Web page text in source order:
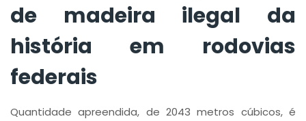
de madeira ilegal da
história em rodovias
federais
Quantidade apreendida, de 2043 metros cúbicos, é